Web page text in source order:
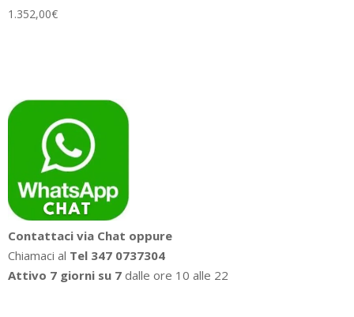
1.352,00€
Contattaci via Chat oppure
Chiamaci al Tel 347 0737304
Attivo 7 giorni su 7 dalle ore 10 alle 22